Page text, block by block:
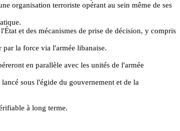
organisation terroriste opérant au sein même de ses
et des mécanismes de prise de décision, y compris
la force via l'armée libanaise.
en parallèle avec les unités de l'armée
sous l'égide du gouvernement et de la
à long terme.